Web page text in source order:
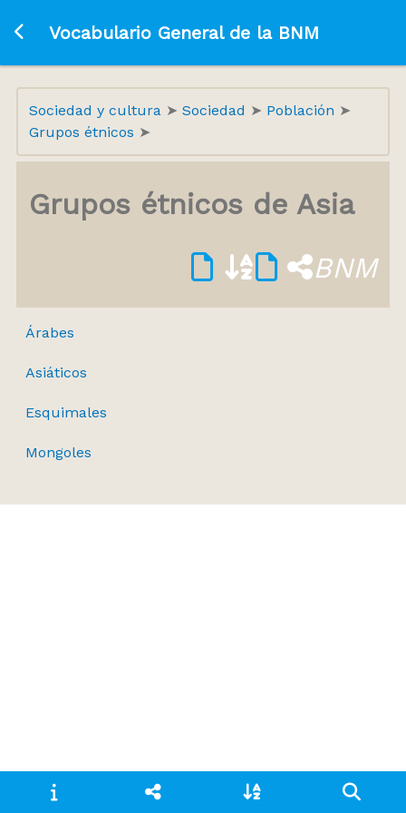
Ir a la página principal
Vocabulario General de la BNM
Sociedad y cultura Sociedad
Población
Grupos étnicos
Grupos étnicos de Asia
BNM
Árabes
Asiáticos
Esquimales
Mongoles